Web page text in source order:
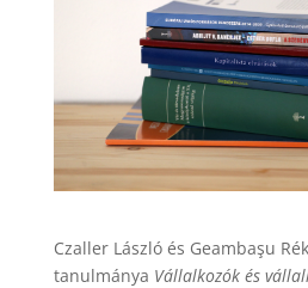
Czaller László és Geambaşu
tanulmánya Vállalkozók és